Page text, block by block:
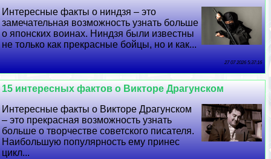
Интересные факты о ниндзя – это
замечательная возможность узнать больше
о японских воинах. Ниндзя были известны
не только как прекрасные бойцы, но и как...
27 07 2026 5:37:16
15 интересных фактов о Викторе Драгунском
Интересные факты о Викторе Драгунском
– это прекрасная возможность узнать
больше о творчестве советского писателя.
Наибольшую популярность ему принес
цикл...